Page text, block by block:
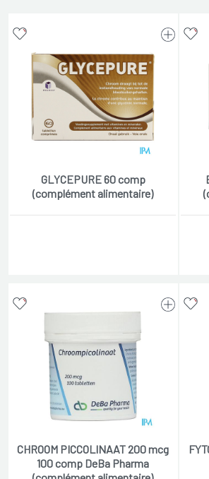
GLYCEPURE 60 comp
(complément alimentaire)
CHROOM PICCOLINAAT 200 mcg
100 comp DeBa Pharma